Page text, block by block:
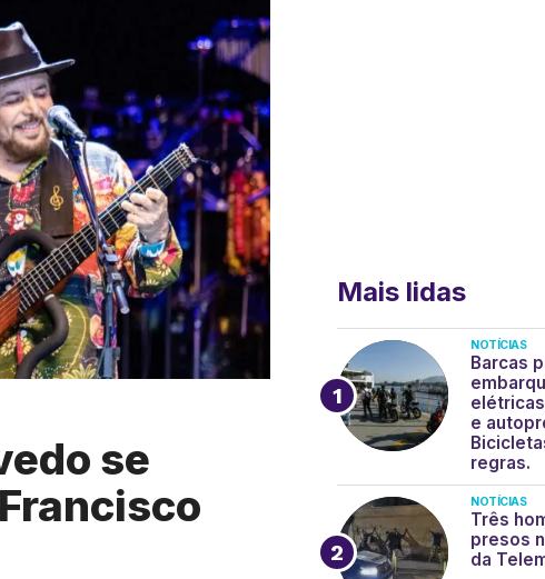
se
Mais lidas
NOTÍCIAS
Barcas
e
regras.
NOTÍCIAS
Três
presos
da